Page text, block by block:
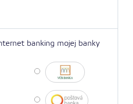
banking mojej banky